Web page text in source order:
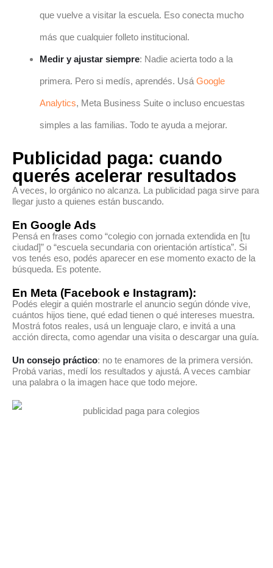
que vuelve a visitar la escuela. Eso conecta mucho
más que cualquier folleto institucional.
Medir y ajustar siempre: Nadie acierta todo a la
primera. Pero si medís, aprendés. Usá Google
Analytics, Meta Business Suite o incluso encuestas
simples a las familias. Todo te ayuda a mejorar.
Publicidad paga: cuando
querés acelerar resultados
A veces, lo orgánico no alcanza. La publicidad paga sirve para
llegar justo a quienes están buscando.
En Google Ads
Pensá en frases como “colegio con jornada extendida en [tu
ciudad]” o “escuela secundaria con orientación artística”. Si
vos tenés eso, podés aparecer en ese momento exacto de la
búsqueda. Es potente.
En Meta (Facebook e Instagram):
Podés elegir a quién mostrarle el anuncio según dónde vive,
cuántos hijos tiene, qué edad tienen o qué intereses muestra.
Mostrá fotos reales, usá un lenguaje claro, e invitá a una
acción directa, como agendar una visita o descargar una guía.
Un consejo práctico: no te enamores de la primera versión.
Probá varias, medí los resultados y ajustá. A veces cambiar
una palabra o la imagen hace que todo mejore.